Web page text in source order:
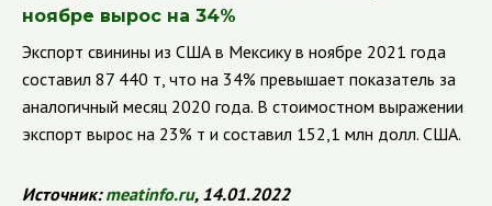
ноябре вырос на 34%
Экспорт свинины из США в Мексику в ноябре 2021 года
составил 87 440 т, что на 34% превышает показатель за
аналогичный месяц 2020 года. В стоимостном выражении
экспорт вырос на 23% т и составил 152,1 млн долл. США.
Источник:meatinfo.ru, 14.01.2022